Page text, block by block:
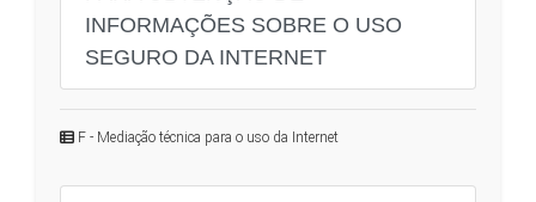
INFORMAÇÕES SOBRE O USO
SEGURO DA INTERNET
F - Mediação técnica para o uso da Internet